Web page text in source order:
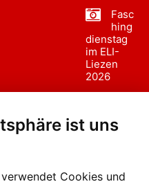
ist uns
Cookies und
Fasc
hing
dienstag
im ELI-
Liezen
2026
sumzug
Liezen